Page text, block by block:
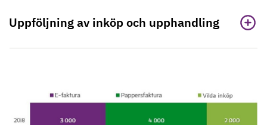
Uppföljning av inköp och upphandling